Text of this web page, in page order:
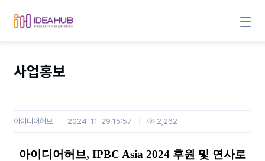
사업홍보
아이디어허브 2024-11-29 15:57
2,262
아이디어허브, IPBC Asia 2024 후원 및 연사로